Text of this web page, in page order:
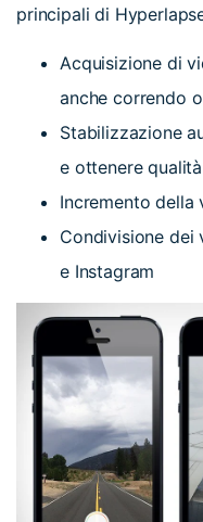
principali di
Acquisizione di
anche correndo
Stabilizzazione
e ottenere
Incremento della
Condivisione dei
e Instagram